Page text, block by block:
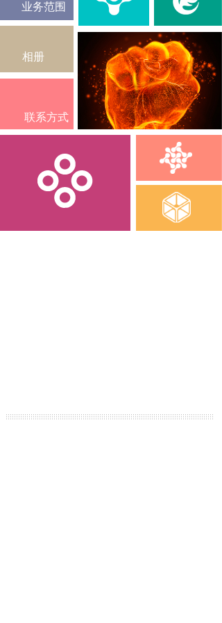
业务范围
相册
联系方式